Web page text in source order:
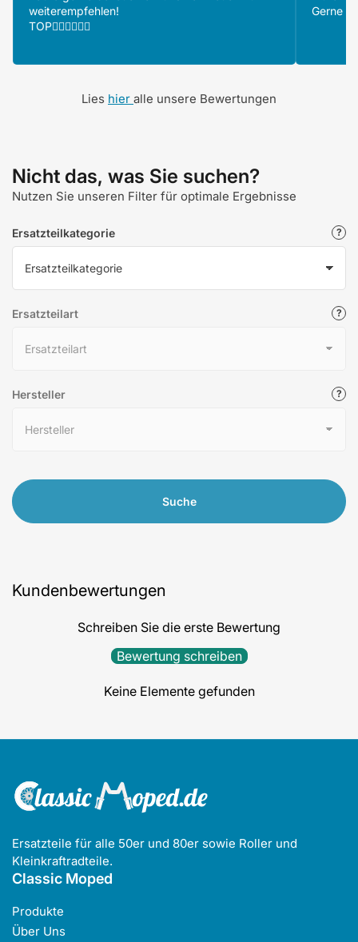
weiterempfehlen!
TOP👍🏻👍🏻👍🏻
Gerne
Lies hier alle unsere Bewertungen
Nicht das, was Sie suchen?
Nutzen Sie unseren Filter für optimale Ergebnisse
Ersatzteilkategorie
Ersatzteilart
Hersteller
Suche
Kundenbewertungen
Schreiben Sie die erste Bewertung
Bewertung schreiben
Keine Elemente gefunden
Ersatzteile für alle 50er und 80er sowie Roller und
Kleinkraftradteile.
Classic Moped
Produkte
Über Uns